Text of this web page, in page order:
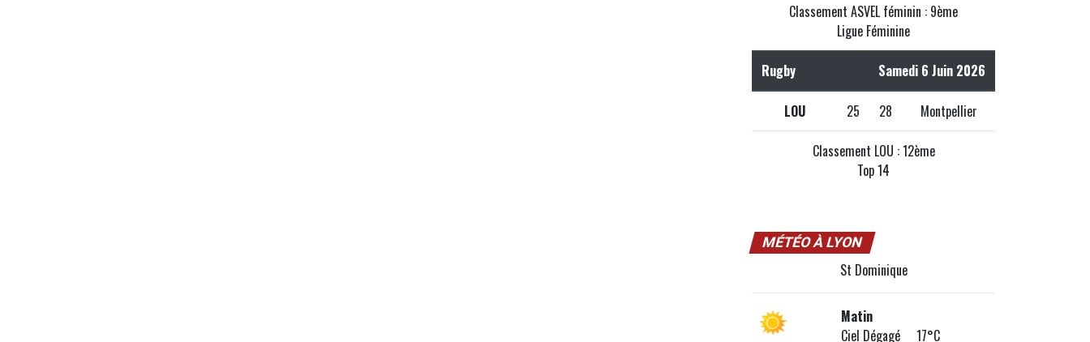
Classement ASVEL féminin : 9ème
Ligue Féminine
Rugby Samedi 6 Juin 2026
LOU 25 28 Montpellier
Classement LOU : 12ème
Top 14
MÉTÉO À LYON
St Dominique
Matin
Ciel Dégagé 17°C